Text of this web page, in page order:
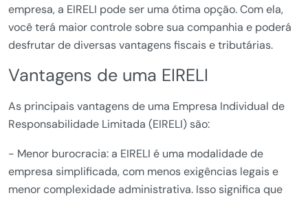
empresa, a EIRELI pode ser uma ótima opção. Com ela,
você terá maior controle sobre sua companhia e poderá
desfrutar de diversas vantagens fiscais e tributárias.
Vantagens de uma EIRELI
As principais vantagens de uma Empresa Individual de
Responsabilidade Limitada (EIRELI) são:
- Menor burocracia: a EIRELI é uma modalidade de
empresa simplificada, com menos exigências legais e
menor complexidade administrativa. Isso significa que